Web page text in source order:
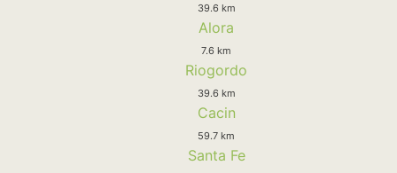
39.6 km
Alora
7.6 km
Riogordo
39.6 km
Cacin
59.7 km
Santa Fe